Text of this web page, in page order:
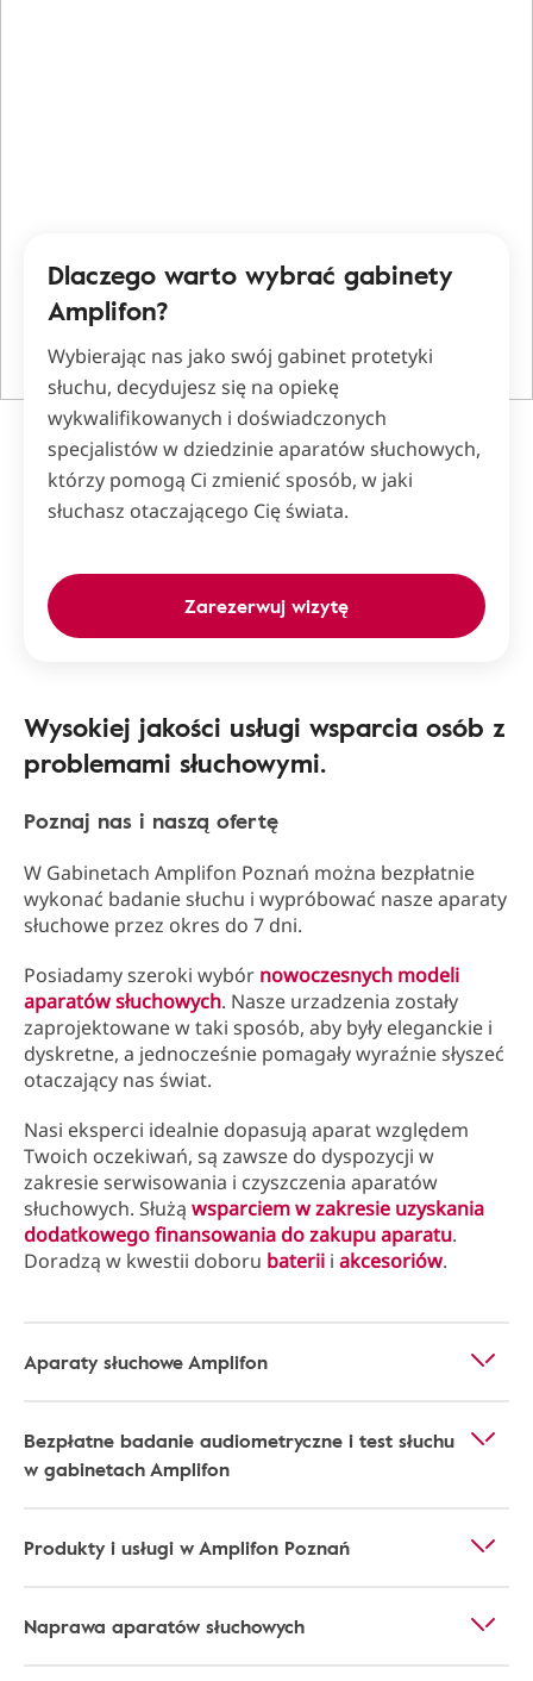
Dlaczego warto wybrać gabinety
Amplifon?
Wybierając nas jako swój gabinet protetyki
słuchu, decydujesz się na opiekę
wykwalifikowanych i doświadczonych
specjalistów w dziedzinie aparatów słuchowych,
którzy pomogą Ci zmienić sposób, w jaki
słuchasz otaczającego Cię świata.
Zarezerwuj wizytę
Wysokiej jakości usługi wsparcia osób z
problemami słuchowymi.
Poznaj nas i naszą ofertę
W Gabinetach Amplifon Poznań można bezpłatnie
wykonać badanie słuchu i wypróbować nasze aparaty
słuchowe przez okres do 7 dni.
Posiadamy szeroki wybór nowoczesnych modeli
aparatów słuchowych. Nasze urzadzenia zostały
zaprojektowane w taki sposób, aby były eleganckie i
dyskretne, a jednocześnie pomagały wyraźnie słyszeć
otaczający nas świat.
Nasi eksperci idealnie dopasują aparat względem
Twoich oczekiwań, są zawsze do dyspozycji w
zakresie serwisowania i czyszczenia aparatów
słuchowych. Służą wsparciem w zakresie uzyskania
dodatkowego finansowania do zakupu aparatu.
Doradzą w kwestii doboru baterii i akcesoriów.
Aparaty słuchowe Amplifon
Bezpłatne badanie audiometryczne i test słuchu
w gabinetach Amplifon
Produkty i usługi w Amplifon Poznań
Naprawa aparatów słuchowych